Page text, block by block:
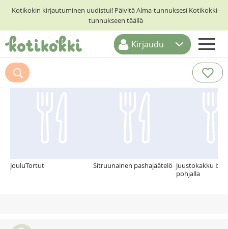
Kotikokin kirjautuminen uudistui! Päivitä Alma-tunnuksesi Kotikokki-
tunnukseen täällä
ETUSIVU
RESEPTIHAKU
Kirjaudu
Suosittelemme myös
JouluTortut Sitruunainen pashajäätelö Juustokakku
pohjalla